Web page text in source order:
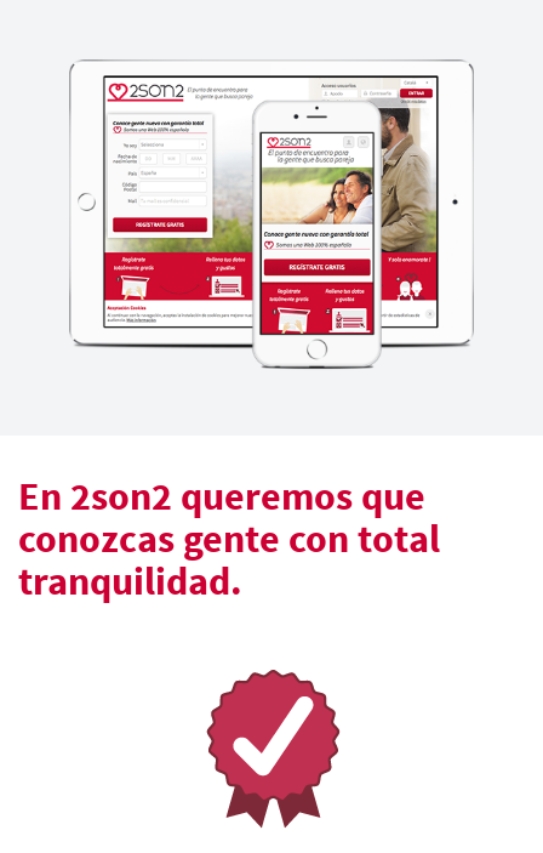
En 2son2 queremos que
conozcas gente con total
tranquilidad.